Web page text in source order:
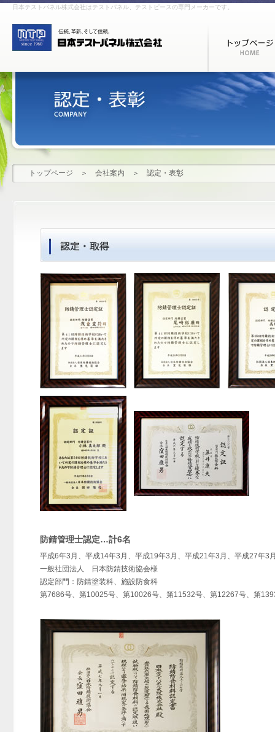
日本テストパネル株式会社はテストパネル、テストピースの専門メーカーです。
トップページ ＞ 会社案内 ＞ 認定・表彰
防錆管理士認定…計6名
平成6年3月、平成14年3月、平成19年3月、平成21年3月、平成27年3
一般社団法人 日本防錆技術協会様
認定部門：防錆塗装科、施設防食科
第7686号、第10025号、第10026号、第11532号、第12267号、第